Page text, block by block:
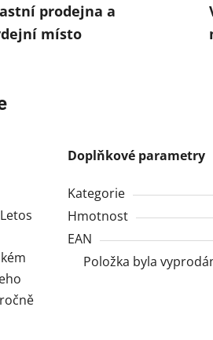
prodejna a
místo
Doplňkové parametry
Kategorie
Hmotnost
EAN
Položka byla